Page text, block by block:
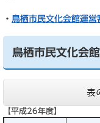
・ 鳥栖市民文化会館運営
鳥栖市民文化会
表
【平成26年度】